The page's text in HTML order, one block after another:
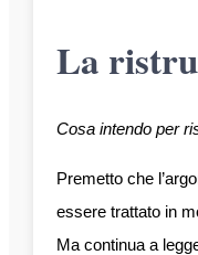
La
Cosa intendo per
Premetto che
essere trattato in
Ma continua a